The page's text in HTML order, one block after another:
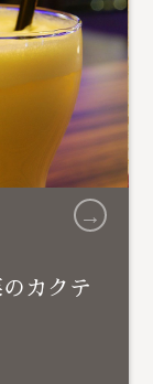
→
カクテ